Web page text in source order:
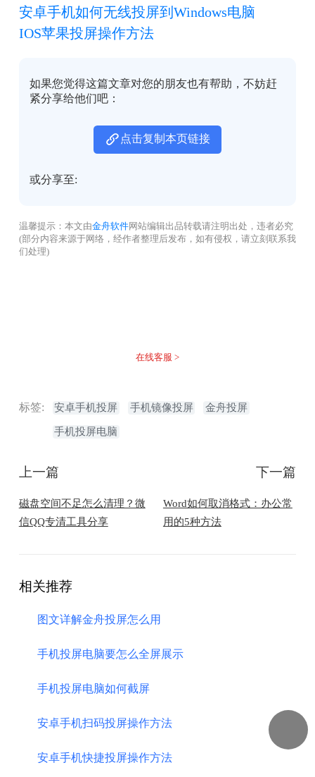
安卓手机如何无线投屏到Windows电脑
IOS苹果投屏操作方法
如果您觉得这篇文章对您的朋友也有帮助，不妨赶
紧分享给他们吧：
点击复制本页链接
或分享至:
温馨提示：本文由金舟软件网站编辑出品转载请注明出处，违者必究
(部分内容来源于网络，经作者整理后发布，如有侵权，请立刻联系我
们处理)
在线客服 >
标签: 安卓手机投屏 手机镜像投屏 金舟投屏
手机投屏电脑
上一篇
磁盘空间不足怎么清理？微
信QQ专清工具分享
下一篇
Word如何取消格式：办公常
用的5种方法
相关推荐
图文详解金舟投屏怎么用
手机投屏电脑要怎么全屏展示
手机投屏电脑如何截屏
安卓手机扫码投屏操作方法
安卓手机快捷投屏操作方法